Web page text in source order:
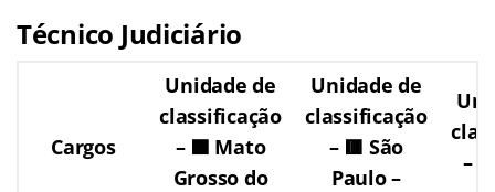
Técnico Judiciário
Cargos
Unidade de
classificação
– 🟦 Mato
Grosso do
Unidade de
classificação
– 🟥 São
Paulo –
–